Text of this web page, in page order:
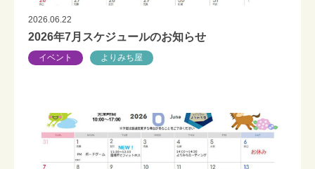
2026.06.22
2026年7月スケジュールのお知らせ
イベント よりみち屋